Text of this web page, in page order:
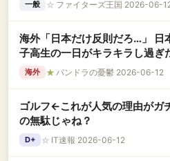
一般 ☆ ファイターズ王国 2026-06-
海外「日本だけ反則だろ…」 日
子高生の一日がキラキラし過ぎ
海外 ★ パンドラの憂鬱 2026-06-12
ゴルフ←これが人気の理由がガ
の無駄じゃね？
D+ ☆ IT速報 2026-06-12